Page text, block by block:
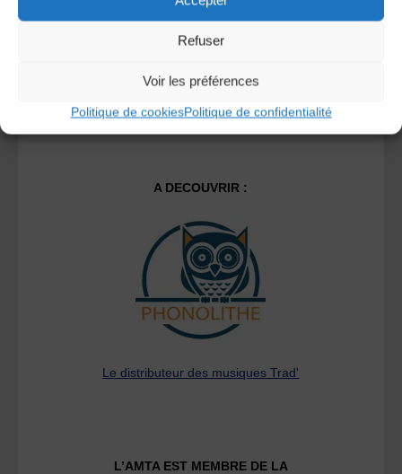
Refuser
Voir les préférences
Politique de cookiesPolitique de confidentialité
A DECOUVRIR :
Le distributeur des musiques Trad'
L’AMTA EST MEMBRE DE LA